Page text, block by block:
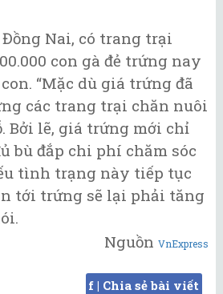
Nai, có trang trại
con gà đẻ trứng nay
“Mặc dù giá trứng đã
các trang trại chăn nuôi
Bởi lẽ, giá trứng mới chỉ
bù đắp chi phí chăm sóc
tình trạng này tiếp tục
tới trứng sẽ lại phải tăng
Nguồn VnExpress
f | Chia sẻ bài viết